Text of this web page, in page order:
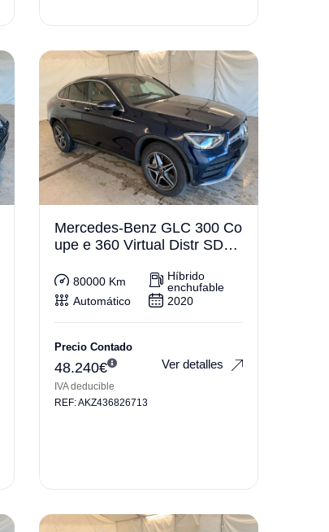
Mercedes-Benz GLC 300 Co
upe e 360 Virtual Distr SDac
80000 Km
Híbrido
enchufable
Automático
2020
Precio Contado
48.240€
IVA deducible
Ver detalles
REF: AKZ436826713